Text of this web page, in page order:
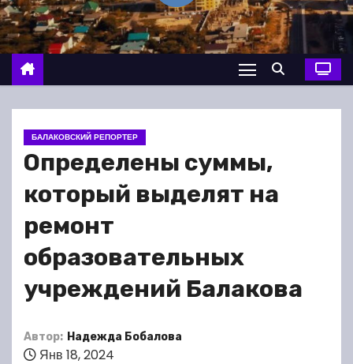
о
м
у
БАЛАКОВСКИЙ РЕПОРТЕР
Определены суммы,
который выделят на
ремонт
образовательных
учреждений Балакова
Автор: Надежда Бобалова
Янв 18, 2024